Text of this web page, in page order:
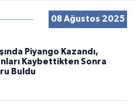
08 Ağustos 2025
Piyango Kazandı,
Kaybettikten Sonra
Buldu